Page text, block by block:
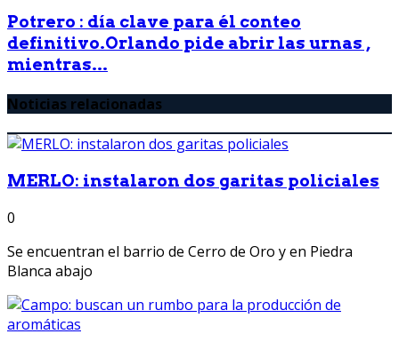
Potrero : día clave para él conteo
definitivo.Orlando pide abrir las urnas ,
mientras...
Noticias relacionadas
MERLO: instalaron dos garitas policiales
0
Se encuentran el barrio de Cerro de Oro y en Piedra
Blanca abajo